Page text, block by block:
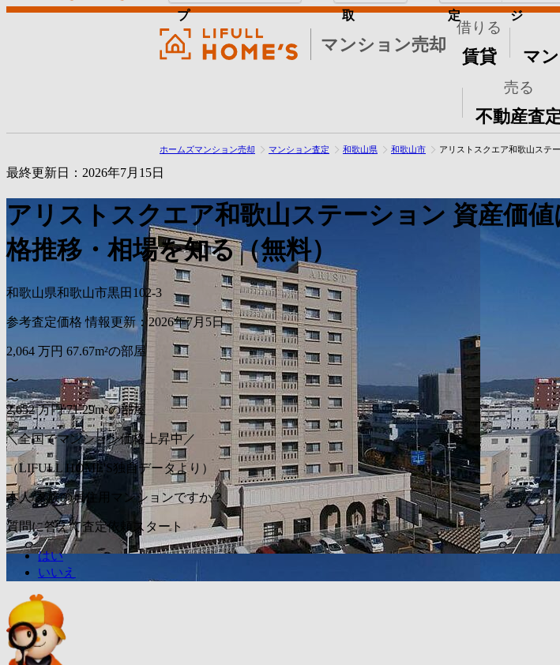
マンション売却
借りる
賃貸 マ
売る
不動産査
プ 取 定 ジ
ホームズマンション売却 マンション査定 和歌山県 和歌山市 アリストスクエア和歌山ステ
最終更新日：2026年7月15日
アリストスクエア和歌山ステーション 資産価
格推移・相場を知る（無料）
和歌山県和歌山市黒田102-3
参考査定価格 情報更新：2026年7月5日
2,064 万円 67.67m²の部屋
〜
2,652 万円 71.29m²の部屋
＼全国でマンション価格上昇中／
（LIFULL HOME'S独自データより）
本人/家族の居住用マンションですか？
質問に答えて査定依頼スタート
はい
いいえ